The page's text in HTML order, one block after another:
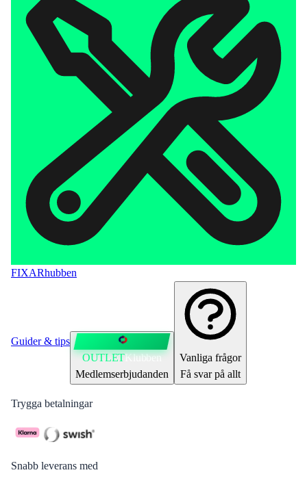
FIXARhubben
Guider & tips
OUTLETKlubben
Medlemserbjudanden
Vanliga frågor
Få svar på allt
Trygga betalningar
Snabb leverans med